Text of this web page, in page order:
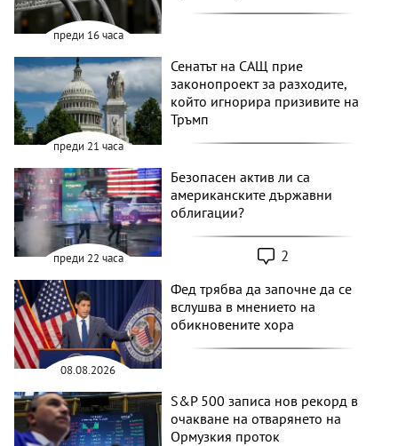
преди 16 часа
преди 21 часа
Сенатът на САЩ прие
законопроект за разходите,
който игнорира призивите на
Тръмп
преди 22 часа
Безопасен актив ли са
американските държавни
облигации?
2
08.08.2026
Фед трябва да започне да се
вслушва в мнението на
обикновените хора
S&P 500 записа нов рекорд в
очакване на отварянето на
Ормузкия проток